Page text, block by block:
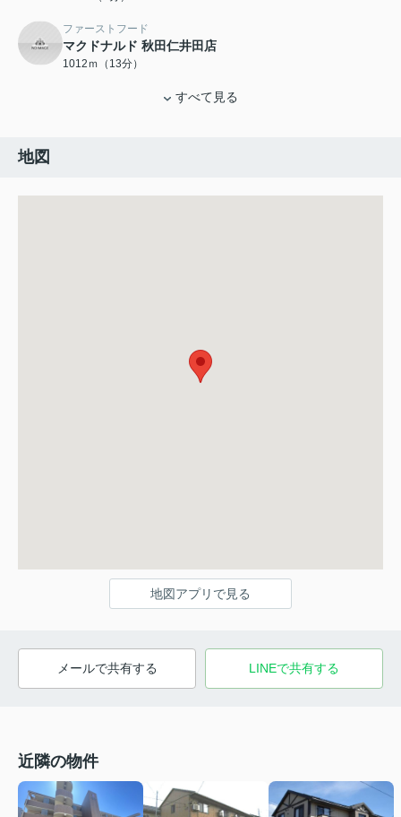
ファーストフード
マクドナルド 秋田仁井田店
1012ｍ（13分）
すべて見る
地図
地図アプリで見る
メールで共有する LINEで共有する
近隣の物件